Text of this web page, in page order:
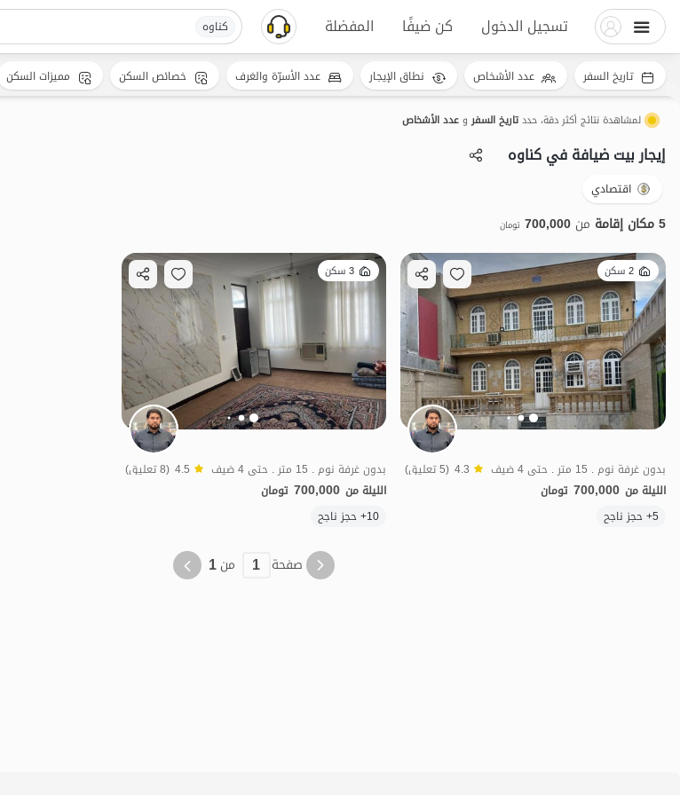
تسجيل الدخول كن ضيفًا المفضلة کناوه
لمشاهدة نتائج أكثر دقة، حددتاريخ السفروعدد الأشخاص
إيجار بيت ضيافة في کناوه
اقتصادي
5 مكان إقامة من 700,000 تومان
2 سكن
بدون غرفة نوم . 15 متر . حتى 4 ضيف 4.3 (5 تعليق)
الليلة من 700,000 تومان
5+ حجز ناجح
اقتصادي
3 سكن
بدون غرفة نوم . 15 متر . حتى 4 ضيف 4.5 (8 تعليق)
الليلة من 700,000 تومان
10+ حجز ناجح
صفحة 1 من1
تاريخ السفر عدد الأشخاص نطاق الإيجار عدد الأسرّة والغرف خصائص السكن مميزات السكن